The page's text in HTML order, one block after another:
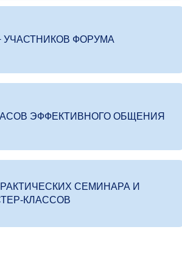
УЧАСТНИКОВ ФОРУМА
ЭФФЕКТИВНОГО ОБЩЕНИЯ
СЕМИНАРА И
КЛАССОВ